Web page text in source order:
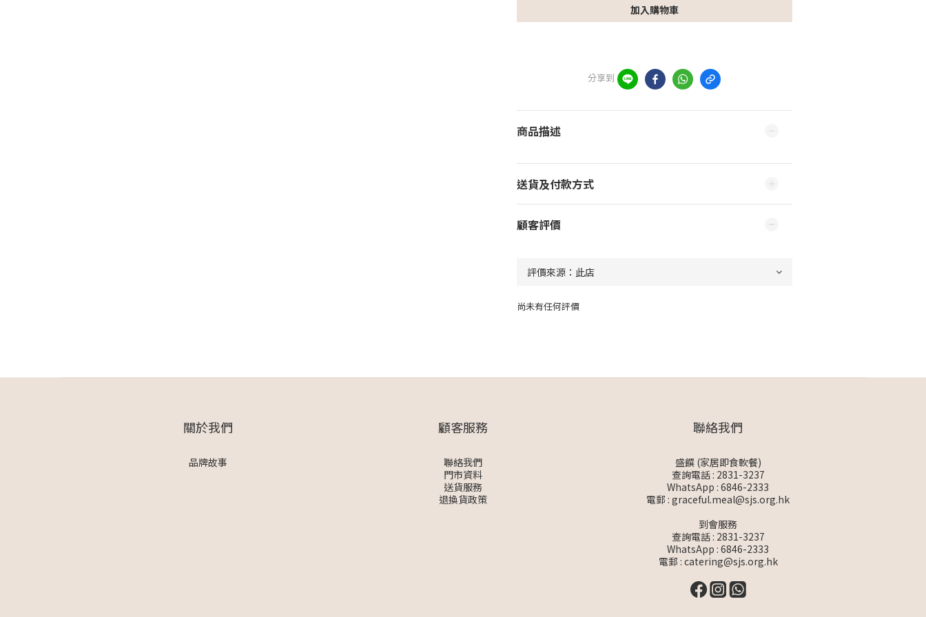
加入購物車
分享到
商品描述
送貨及付款方式
顧客評價
尚未有任何評價
關於我們
品牌故事
顧客服務
聯絡我們
門市資料
送貨服務
退換貨政策
聯絡我們
盛饌 (家居即食軟餐)
查詢電話 : 2831-3237
WhatsApp : 6846-2333
電郵 : graceful.meal@sjs.org.hk
到會服務
查詢電話 : 2831-3237
WhatsApp : 6846-2333
電郵 : catering@sjs.org.hk